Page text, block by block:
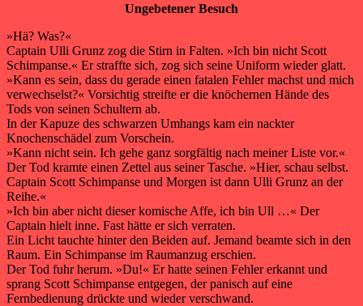
Ungebetener Besuch
»Hä? Was?«
Captain Ulli Grunz zog die Stirn in Falten. »Ich bin nicht Scott
Schimpanse.« Er straffte sich, zog sich seine Uniform wieder glatt.
»Kann es sein, dass du gerade einen fatalen Fehler machst und mich
verwechselst?« Vorsichtig streifte er die knöchernen Hände des
Tods von seinen Schultern ab.
In der Kapuze des schwarzen Umhangs kam ein nackter
Knochenschädel zum Vorschein.
»Kann nicht sein. Ich gehe ganz sorgfältig nach meiner Liste vor.«
Der Tod kramte einen Zettel aus seiner Tasche. »Hier, schau selbst.
Captain Scott Schimpanse und Morgen ist dann Ulli Grunz an der
Reihe.«
»Ich bin aber nicht dieser komische Affe, ich bin Ull …« Der
Captain hielt inne. Fast hätte er sich verraten.
Ein Licht tauchte hinter den Beiden auf. Jemand beamte sich in den
Raum. Ein Schimpanse im Raumanzug erschien.
Der Tod fuhr herum. »Du!« Er hatte seinen Fehler erkannt und
sprang Scott Schimpanse entgegen, der panisch auf eine
Fernbedienung drückte und wieder verschwand.